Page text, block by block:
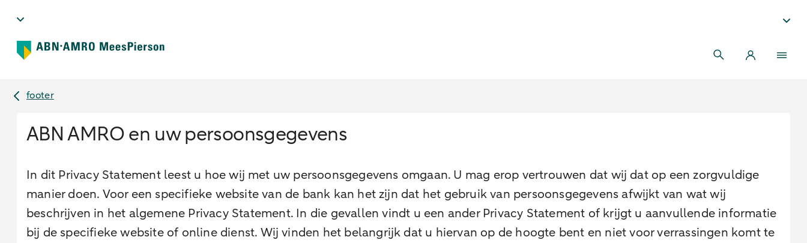
footer
ABN AMRO en uw persoonsgegevens
In dit Privacy Statement leest u hoe wij met uw persoonsgegevens omgaan. U mag erop vertrouwen dat wij dat op een zorgvuldige
manier doen. Voor een specifieke website van de bank kan het zijn dat het gebruik van persoonsgegevens afwijkt van wat wij
beschrijven in het algemene Privacy Statement. In die gevallen vindt u een ander Privacy Statement of krijgt u aanvullende informatie
bij de specifieke website of online dienst. Wij vinden het belangrijk dat u hiervan op de hoogte bent en niet voor verrassingen komt te